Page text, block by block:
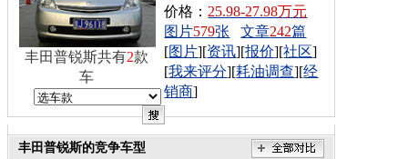
价格： 25.98-27.98万元
图片579张 文章242篇
[图片][资讯][报价][社区]
[我来评分][耗油调查][经
销商]
丰田普锐斯共有2款
车
丰田普锐斯的竞争车型